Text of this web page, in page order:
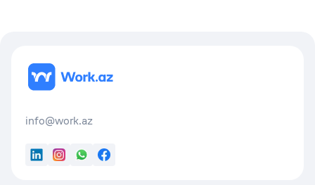
info@work.az
LinkedInInstagram
WhatsApp
Facebook